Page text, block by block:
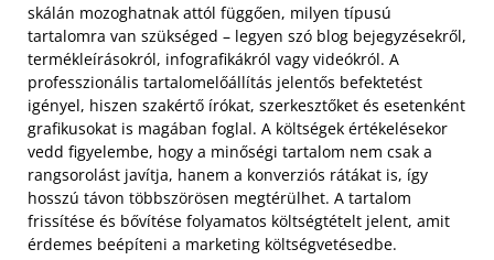
skálán mozoghatnak attól függően, milyen típusú
tartalomra van szükséged – legyen szó blog bejegyzésekről,
termékleírásokról, infografikákról vagy videókról. A
professzionális tartalomelőállítás jelentős befektetést
igényel, hiszen szakértő írókat, szerkesztőket és esetenként
grafikusokat is magában foglal. A költségek értékelésekor
vedd figyelembe, hogy a minőségi tartalom nem csak a
rangsorolást javítja, hanem a konverziós rátákat is, így
hosszú távon többszörösen megtérülhet. A tartalom
frissítése és bővítése folyamatos költségtételt jelent, amit
érdemes beépíteni a marketing költségvetésedbe.